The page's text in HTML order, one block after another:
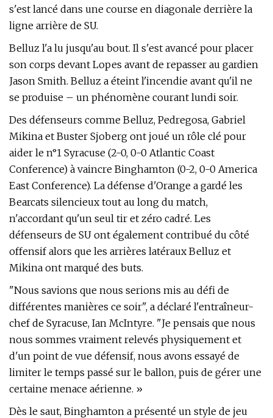
s'est lancé dans une course en diagonale derrière la
ligne arrière de SU.
Belluz l'a lu jusqu'au bout. Il s'est avancé pour placer
son corps devant Lopes avant de repasser au gardien
Jason Smith. Belluz a éteint l'incendie avant qu'il ne
se produise – un phénomène courant lundi soir.
Des défenseurs comme Belluz, Pedregosa, Gabriel
Mikina et Buster Sjoberg ont joué un rôle clé pour
aider le n°1 Syracuse (2-0, 0-0 Atlantic Coast
Conference) à vaincre Binghamton (0-2, 0-0 America
East Conference). La défense d'Orange a gardé les
Bearcats silencieux tout au long du match,
n'accordant qu'un seul tir et zéro cadré. Les
défenseurs de SU ont également contribué du côté
offensif alors que les arrières latéraux Belluz et
Mikina ont marqué des buts.
"Nous savions que nous serions mis au défi de
différentes manières ce soir", a déclaré l'entraîneur-
chef de Syracuse, Ian McIntyre. "Je pensais que nous
nous sommes vraiment relevés physiquement et
d'un point de vue défensif, nous avons essayé de
limiter le temps passé sur le ballon, puis de gérer une
certaine menace aérienne. »
Dès le saut, Binghamton a présenté un style de jeu